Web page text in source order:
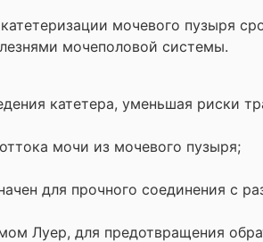
мочевого пузыря
мочеполовой системы.
катетера, уменьшая риски
мочи из мочевого пузыря;
для прочного соединения с
Луер, для предотвращения